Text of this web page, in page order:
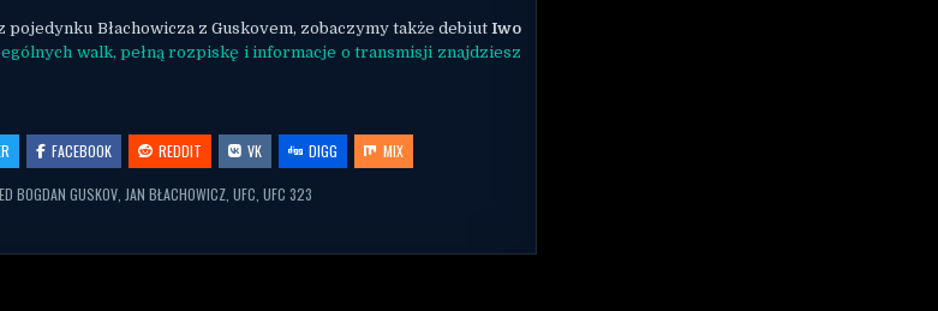
pojedynku Błachowicza z Guskovem, zobaczymy także debiut Iwo
walk, pełną rozpiskę i informacje o transmisji znajdziesz
FACEBOOK REDDIT VK DIGG MIX
BOGDAN GUSKOV JAN BŁACHOWICZ ,UFC ,UFC 323